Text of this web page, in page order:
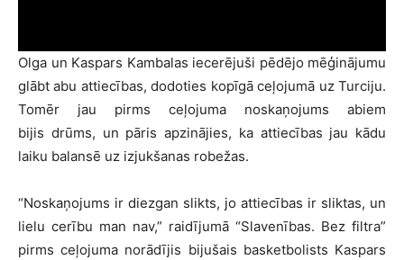
Olga un Kaspars Kambalas iecerējuši pēdējo mēģinājumu
glābt abu attiecības, dodoties kopīgā ceļojumā uz Turciju.
Tomēr jau pirms ceļojuma noskaņojums abiem
bijis drūms, un pāris apzinājies, ka attiecības jau kādu
laiku balansē uz izjukšanas robežas.
“Noskaņojums ir diezgan slikts, jo attiecības ir sliktas, un
lielu cerību man nav,” raidījumā “Slavenības. Bez filtra”
pirms ceļojuma norādījis bijušais basketbolists Kaspars